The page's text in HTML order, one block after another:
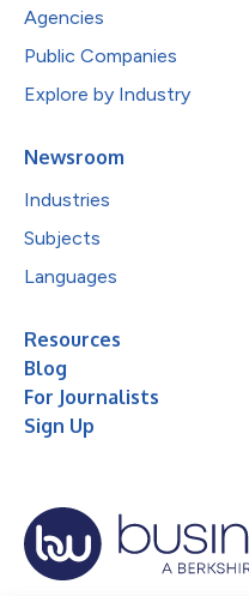
Agencies
Public Companies
Explore by Industry
Newsroom
Industries
Subjects
Languages
Resources
Blog
For Journalists
Sign Up